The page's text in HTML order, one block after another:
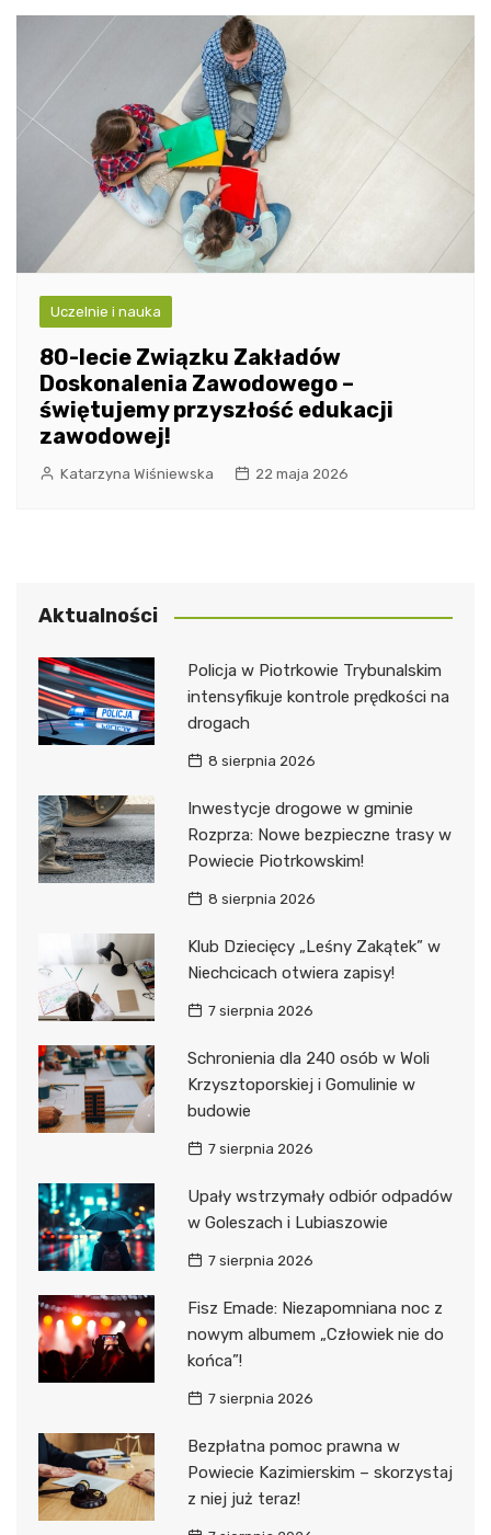
Uczelnie i nauka
80-lecie Związku Zakładów
Doskonalenia Zawodowego –
świętujemy przyszłość edukacji
zawodowej!
Katarzyna Wiśniewska 22 maja 2026
Aktualności
Policja w Piotrkowie Trybunalskim
intensyfikuje kontrole prędkości na
drogach
8 sierpnia 2026
Inwestycje drogowe w gminie
Rozprza: Nowe bezpieczne trasy w
Powiecie Piotrkowskim!
8 sierpnia 2026
Klub Dziecięcy „Leśny Zakątek” w
Niechcicach otwiera zapisy!
7 sierpnia 2026
Schronienia dla 240 osób w Woli
Krzysztoporskiej i Gomulinie w
budowie
7 sierpnia 2026
Upały wstrzymały odbiór odpadów
w Goleszach i Lubiaszowie
7 sierpnia 2026
Fisz Emade: Niezapomniana noc z
nowym albumem „Człowiek nie do
końca”!
7 sierpnia 2026
Bezpłatna pomoc prawna w
Powiecie Kazimierskim – skorzystaj
z niej już teraz!